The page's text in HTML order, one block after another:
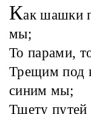
Как шашки
мы;
То парами,
Трещим под
синим мы;
Тщету путей